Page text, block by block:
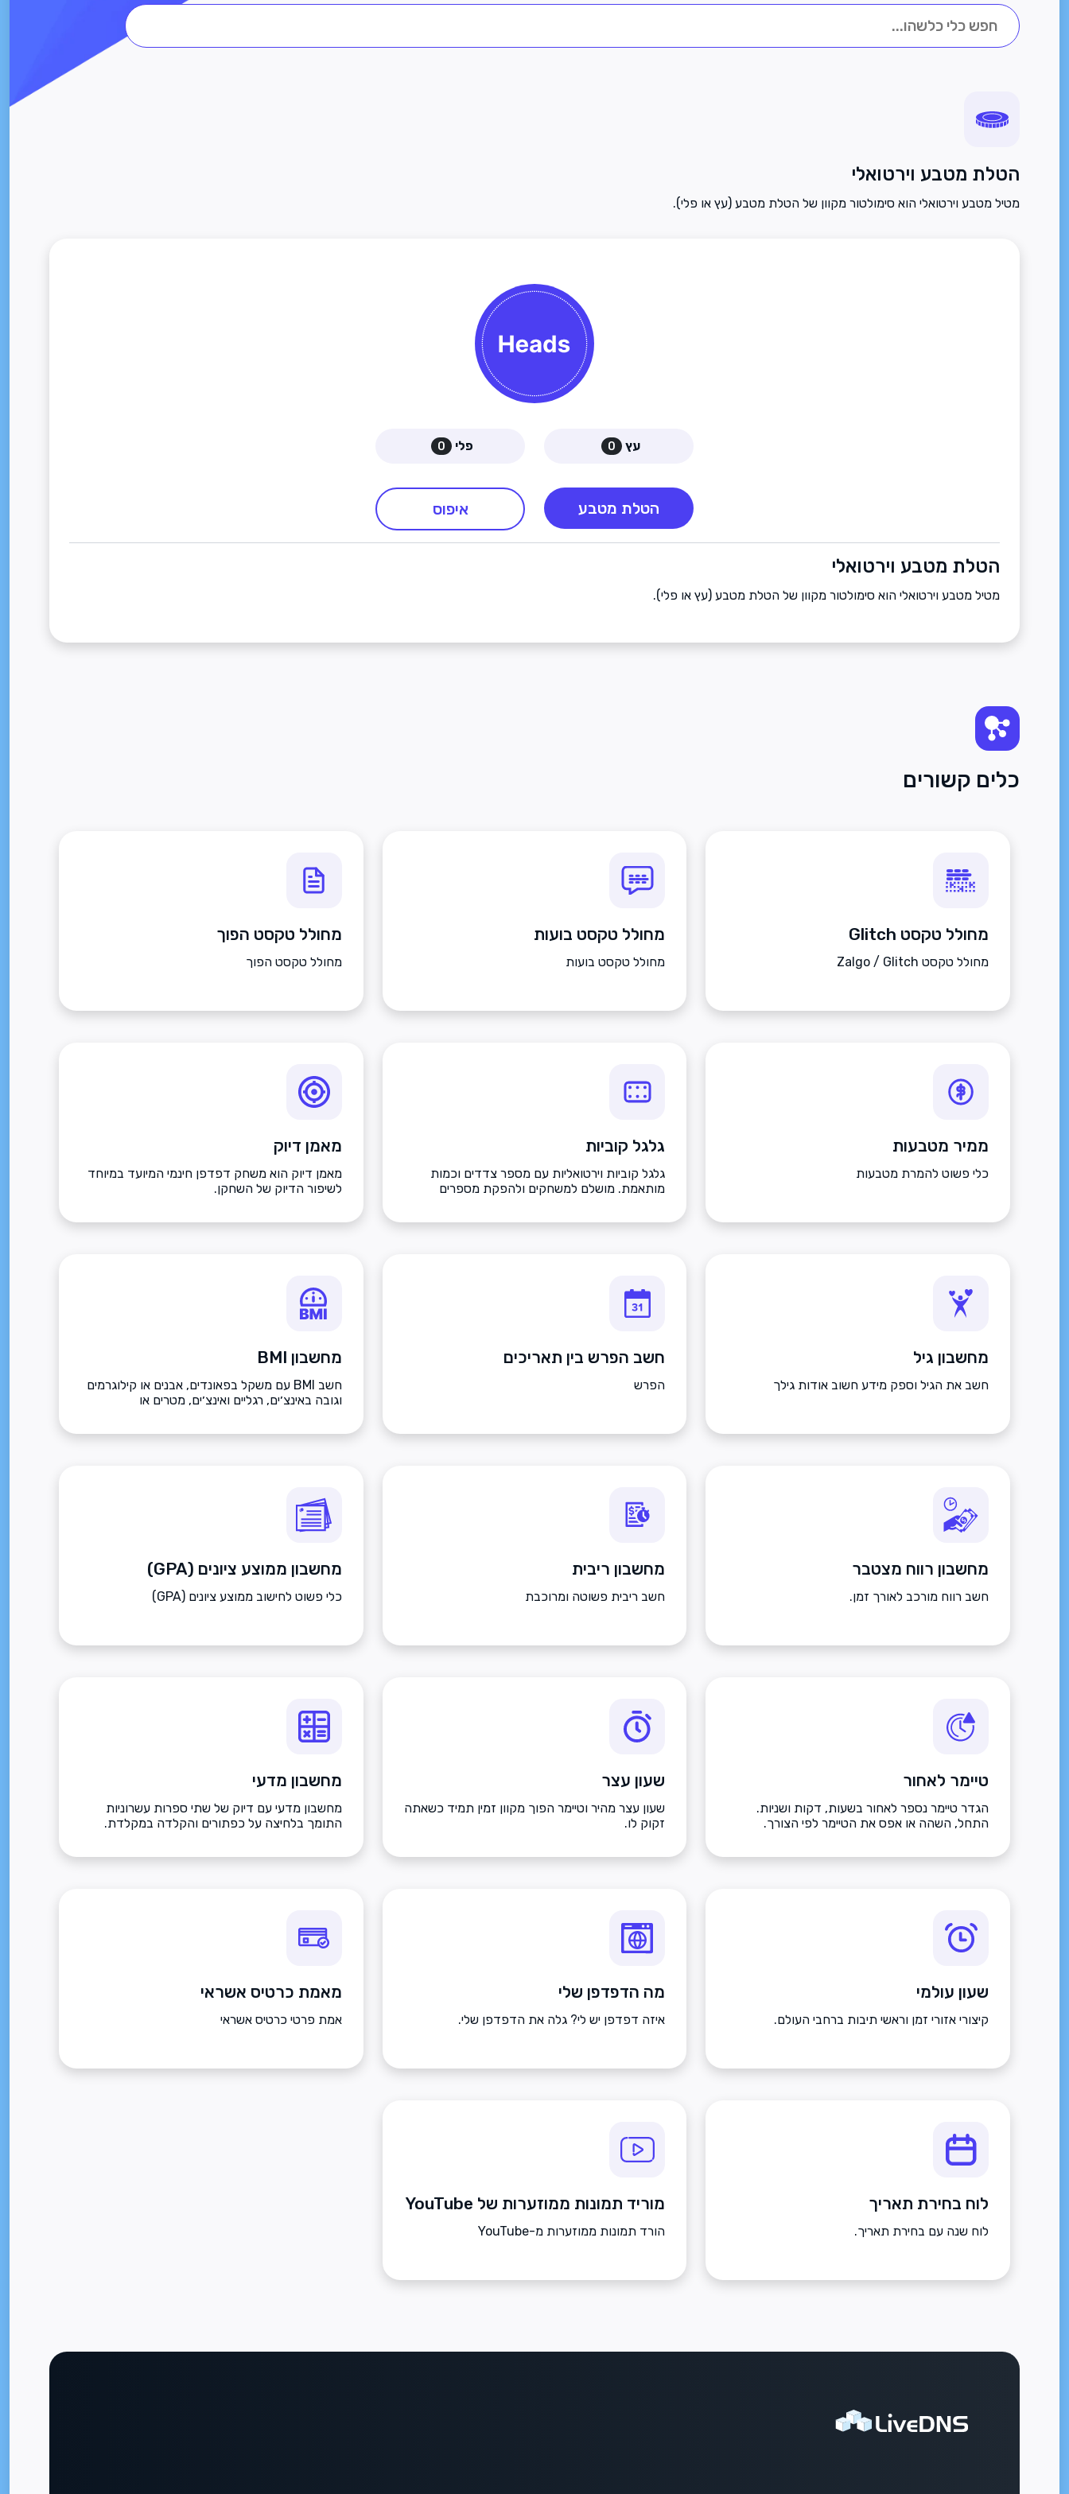
הטלת מטבע וירטואלי
מטיל מטבע וירטואלי הוא סימולטור מקוון של הטלת מטבע (עץ או פלי).
עץ 0 פלי 0
הטלת מטבע איפוס
הטלת מטבע וירטואלי
מטיל מטבע וירטואלי הוא סימולטור מקוון של הטלת מטבע (עץ או פלי).
כלים קשורים
מחולל טקסט Glitch
מחולל טקסט Zalgo / Glitch
מחולל טקסט בועות
מחולל טקסט בועות
מחולל טקסט הפוך
מחולל טקסט הפוך
ממיר מטבעות
כלי פשוט להמרת מטבעות
גלגל קוביות
גלגל קוביות וירטואליות עם מספר צדדים וכמות
מותאמת. מושלם למשחקים ולהפקת מספרים
מאמן דיוק
מאמן דיוק הוא משחק דפדפן חינמי המיועד במיוחד
לשיפור הדיוק של השחקן.
מחשבון גיל
חשב את הגיל וספק מידע חשוב אודות גילך
חשב הפרש בין תאריכים
הפרש
מחשבון BMI
חשב BMI עם משקל בפאונדים, אבנים או קילוגרמים
וגובה באינצ׳ים, רגליים ואינצ׳ים, מטרים או
מחשבון רווח מצטבר
חשב רווח מורכב לאורך זמן.
מחשבון ריבית
חשב ריבית פשוטה ומרוכבת
מחשבון ממוצע ציונים (GPA)
כלי פשוט לחישוב ממוצע ציונים (GPA)
טיימר לאחור
הגדר טיימר נספר לאחור בשעות, דקות ושניות.
התחל, השהה או אפס את הטיימר לפי הצורך.
שעון עצר
שעון עצר מהיר וטיימר הפוך מקוון זמין תמיד כשאתה
זקוק לו.
מחשבון מדעי
מחשבון מדעי עם דיוק של שתי ספרות עשרוניות
התומך בלחיצה על כפתורים והקלדה במקלדת.
שעון עולמי
קיצורי אזורי זמן וראשי תיבות ברחבי העולם.
מה הדפדפן שלי
איזה דפדפן יש לי? גלה את הדפדפן שלי.
מאמת כרטיס אשראי
אמת פרטי כרטיס אשראי
לוח בחירת תאריך
לוח שנה עם בחירת תאריך.
מוריד תמונות ממוזערות של YouTube
הורד תמונות ממוזערות מ-YouTube